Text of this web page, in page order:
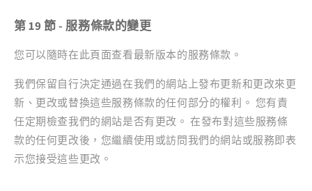
第 19 節 - 服務條款的變更
您可以隨時在此頁面查看最新版本的服務條款。
我們保留自行決定通過在我們的網站上發布更新和更改來更
新、更改或替換這些服務條款的任何部分的權利。 您有責
任定期檢查我們的網站是否有更改。 在發布對這些服務條
款的任何更改後，您繼續使用或訪問我們的網站或服務即表
示您接受這些更改。